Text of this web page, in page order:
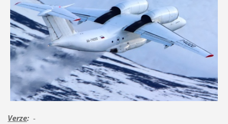
Verze:-